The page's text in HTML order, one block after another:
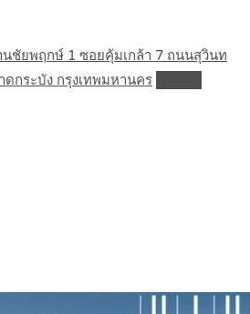
ชัยพฤกษ์ 1 ซอยคุ้มเกล้า 7 ถนนสุวินท
ดกระบัง กรุงเทพมหานคร